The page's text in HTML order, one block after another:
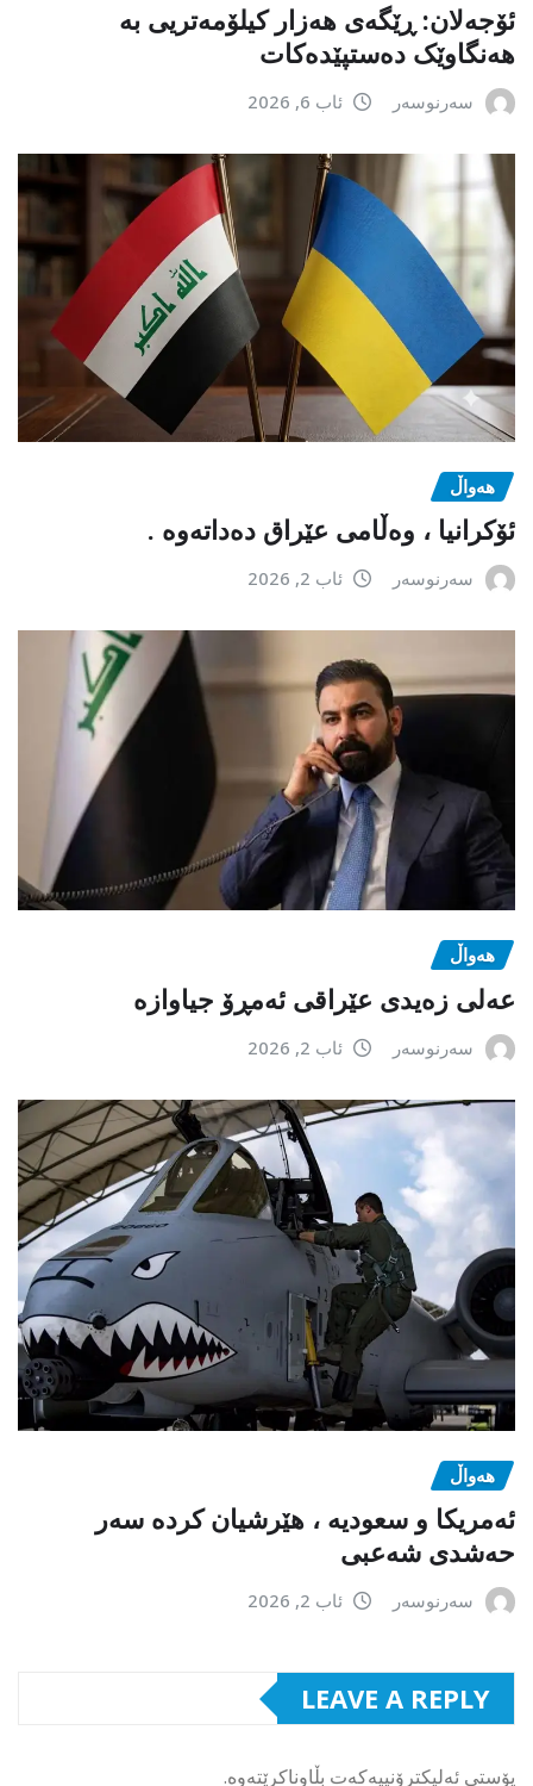
ئۆجەلان: ڕێگەی هەزار کیلۆمەتریی بە
هەنگاوێک دەستپێدەکات
سەرنوسەر ئاب 6, 2026
هەواڵ
ئۆکرانیا ، وەڵامی عێراق دەداتەوە .
سەرنوسەر ئاب 2, 2026
هەواڵ
عەلی زەیدی عێراقی ئەمڕۆ جیاوازە
سەرنوسەر ئاب 2, 2026
هەواڵ
ئەمریکا و سعودیە ، هێرشیان کردە سەر
حەشدی شەعبی
سەرنوسەر ئاب 2, 2026
LEAVE A REPLY
پۆستی ئەلیکترۆنییەکەت بڵاوناکرێتەوە.